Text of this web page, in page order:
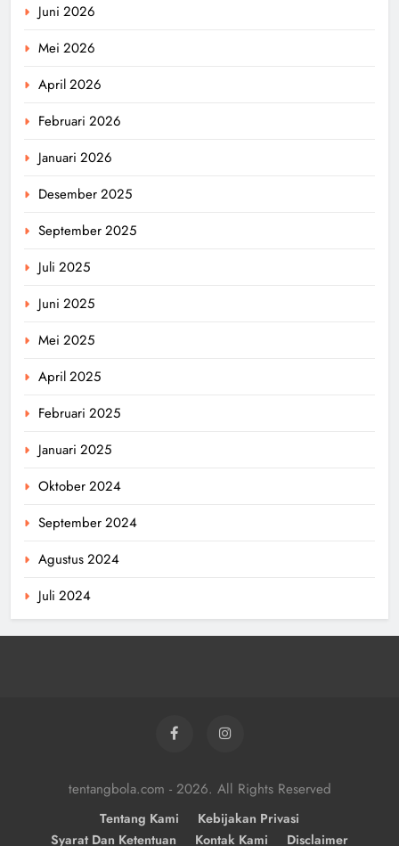
Juni 2026
Mei 2026
April 2026
Februari 2026
Januari 2026
Desember 2025
September 2025
Juli 2025
Juni 2025
Mei 2025
April 2025
Februari 2025
Januari 2025
Oktober 2024
September 2024
Agustus 2024
Juli 2024
tentangbola.com - 2026. All Rights Reserved
Tentang Kami
Kebijakan Privasi
Syarat Dan Ketentuan
Kontak Kami Disclaimer